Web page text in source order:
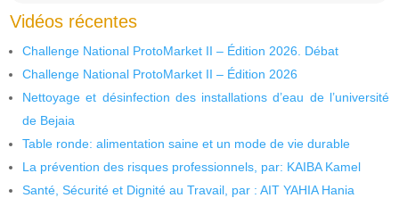
Vidéos récentes
Challenge National ProtoMarket II – Édition 2026. Débat
Challenge National ProtoMarket II – Édition 2026
Nettoyage et désinfection des installations d’eau de l’université
de Bejaia
Table ronde: alimentation saine et un mode de vie durable
La prévention des risques professionnels, par: KAIBA Kamel
Santé, Sécurité et Dignité au Travail, par : AIT YAHIA Hania